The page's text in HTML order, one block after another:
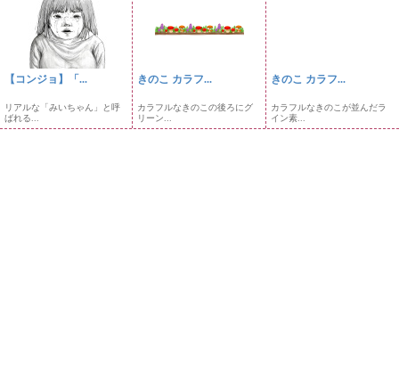
【コンジョ】「...
リアルな「みいちゃん」と呼
ばれる...
きのこ カラフ...
カラフルなきのこの後ろにグ
リーン...
きのこ カラフ...
カラフルなきのこが並んだラ
イン素...